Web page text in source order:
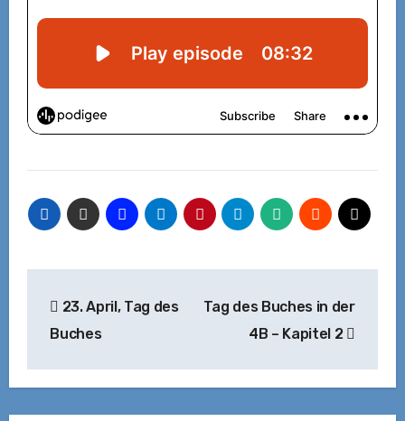
23. April, Tag des
Buches
Tag des Buches in der
4B – Kapitel 2